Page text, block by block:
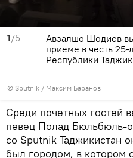
1/5
© Sputnik / Максим Баранов
Авзалшо Шодиев
приеме в честь 25-
Республики
Среди почетных гостей
певец Полад Бюльбюль-
со Sputnik Таджикистан
был городом, в котором